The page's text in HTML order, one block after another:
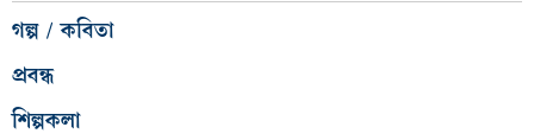
গল্প / কবিতা
প্রবন্ধ
শিল্পকলা